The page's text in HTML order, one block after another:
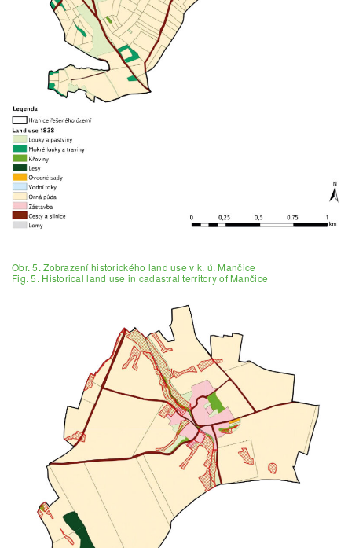
Obr. 5. Zobrazení historického land use v k. ú. Mančice
Fig. 5. Historical land use in cadastral territory of Mančice